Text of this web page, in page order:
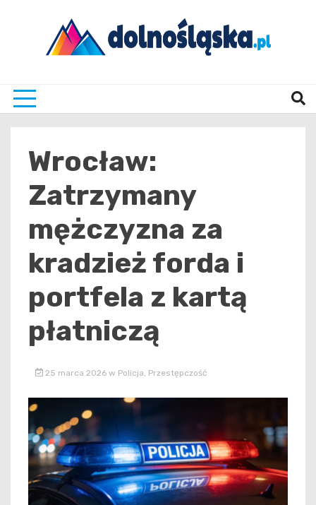
Wrocław:
Zatrzymany
mężczyzna za
kradzież forda i
portfela z kartą
płatniczą
25 marca 2026 w Policja Przestępczość